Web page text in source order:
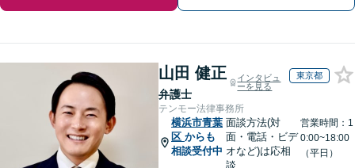
山田 健正
弁護士
インタビュ
ーを見る
東京都
テンモー法律事務所
横浜市青葉
区 からも
相談受付中
面談方法(対
面・電話・ビデ
オなど)は応相
談
営業時間：1
0:00~18:00
（平日）